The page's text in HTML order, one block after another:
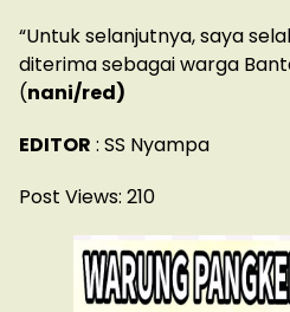
“Untuk selanjutnya, saya
diterima sebagai warga
(nani/red)
EDITOR : SS Nyampa
Post Views: 210